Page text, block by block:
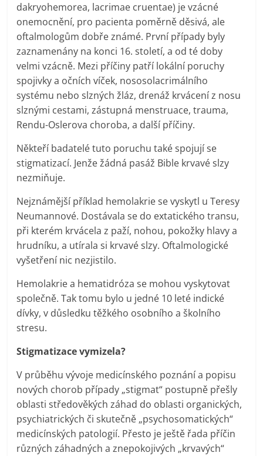
dakryohemorea, lacrimae cruentae) je vzácné
onemocnění, pro pacienta poměrně děsivá, ale
oftalmologům dobře známé. První případy byly
zaznamenány na konci 16. století, a od té doby
velmi vzácně. Mezi příčiny patří lokální poruchy
spojivky a očních víček, nososolacrimálního
systému nebo slzných žláz, drenáž krvácení z nosu
slznými cestami, zástupná menstruace, trauma,
Rendu-Oslerova choroba, a další příčiny.
Někteří badatelé tuto poruchu také spojují se
stigmatizací. Jenže žádná pasáž Bible krvavé slzy
nezmiňuje.
Nejznámější příklad hemolakrie se vyskytl u Teresy
Neumannové. Dostávala se do extatického transu,
při kterém krvácela z paží, nohou, pokožky hlavy a
hrudníku, a utírala si krvavé slzy. Oftalmologické
vyšetření nic nezjistilo.
Hemolakrie a hematidróza se mohou vyskytovat
společně. Tak tomu bylo u jedné 10 leté indické
dívky, v důsledku těžkého osobního a školního
stresu.
Stigmatizace vymizela?
V průběhu vývoje medicínského poznání a popisu
nových chorob případy „stigmat“ postupně přešly
oblasti středověkých záhad do oblasti organických,
psychiatrických či skutečně „psychosomatických“
medicínských patologií. Přesto je ještě řada příčin
různých záhadných a znepokojivých „krvavých“